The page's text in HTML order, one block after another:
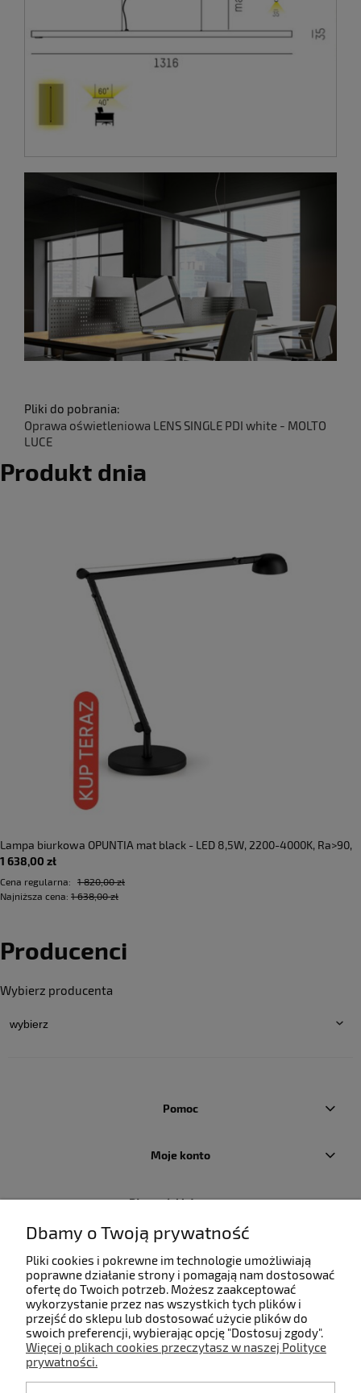
Pliki do pobrania:
Oprawa oświetleniowa LENS SINGLE PDI white - MOLTO
LUCE
Produkt dnia
Lampa biurkowa OPUNTIA mat black - LED 8,5W, 2200-4000K, Ra>90,
700lm, 220-240V AC, IP40 - PANZERI - DOSTĘPNA OD RĘKI
1 638,00 zł
Cena regularna:
1 820,00 zł
Najniższa cena: 1 638,00 zł
Producenci
Wybierz producenta
Pomoc
Moje konto
Płatności i dostawa
O nas
Kontakt
Dbamy o Twoją prywatność
Pliki cookies i pokrewne im technologie umożliwiają
poprawne działanie strony i pomagają nam dostosować
ofertę do Twoich potrzeb. Możesz zaakceptować
wykorzystanie przez nas wszystkich tych plików i
przejść do sklepu lub dostosować użycie plików do
swoich preferencji, wybierając opcję "Dostosuj zgody".
Więcej o plikach cookies przeczytasz w naszej Polityce
prywatności.